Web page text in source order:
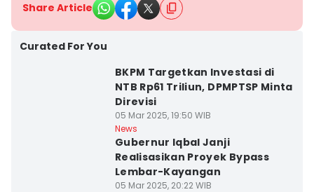
Share Article
Curated For You
BKPM Targetkan Investasi di
NTB Rp61 Triliun, DPMPTSP Minta
Direvisi
05 Mar 2025, 19:50 WIB
News
Gubernur Iqbal Janji
Realisasikan Proyek Bypass
Lembar-Kayangan
05 Mar 2025, 20:22 WIB